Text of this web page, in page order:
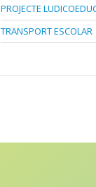
PROJECTE
TRANSPORT ESCOLAR